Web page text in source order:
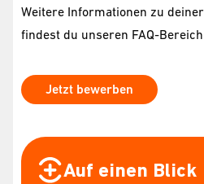
Weitere Informationen zu
findest du unseren FAQ-Bereich
Jetzt bewerben
Auf einen Blick